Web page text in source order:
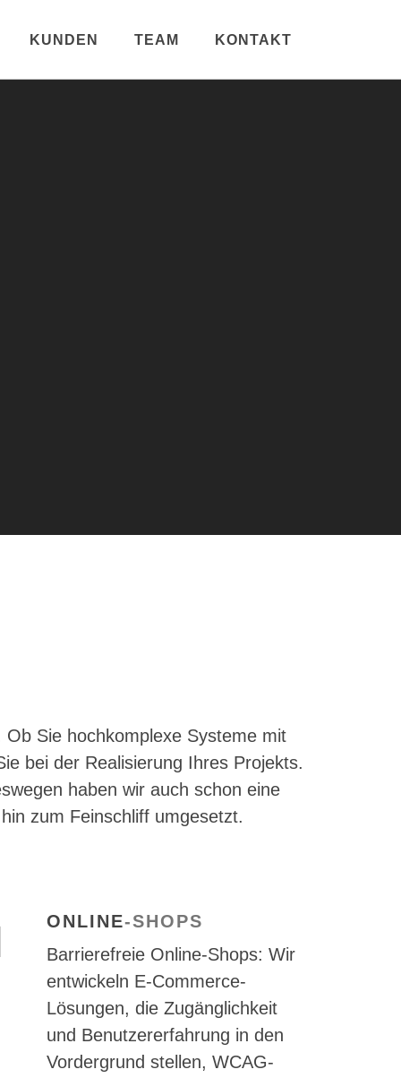
KUNDEN TEAM KONTAKT
Sie hochkomplexe Systeme mit
bei der Realisierung Ihres Projekts.
haben wir auch schon eine
zum Feinschliff umgesetzt.
ONLINE-SHOPS
Barrierefreie Online-Shops: Wir
entwickeln E-Commerce-
Lösungen, die Zugänglichkeit
und Benutzererfahrung in den
Vordergrund stellen, WCAG-